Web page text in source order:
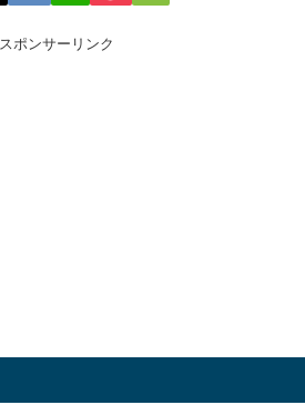
スポンサーリンク